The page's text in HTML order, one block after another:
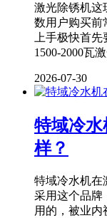
激光除锈机这
数用户购买前
上手极快首
1500-2000瓦
2026-07-30
特域冷
样？
特域冷水机在
采用这个品牌
用的，被业